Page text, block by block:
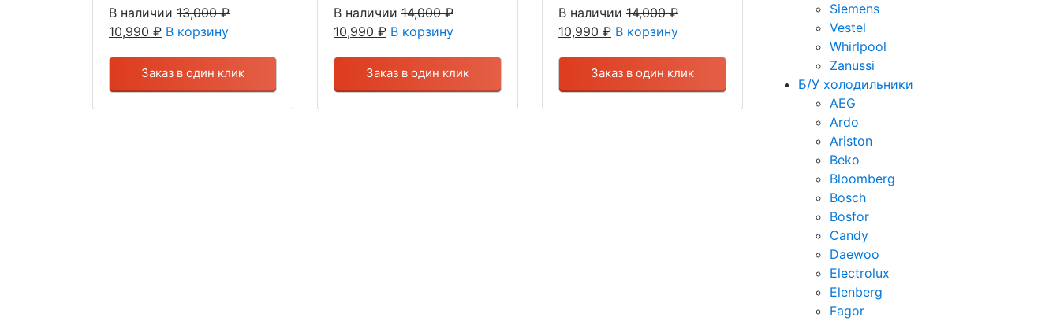
В наличии 13,000₽
10,990 ₽ В корзину
Заказ в один клик
В наличии 14,000₽
10,990 ₽ В корзину
Заказ в один клик
В наличии 14,000₽
10,990 ₽ В корзину
Заказ в один клик
Siemens
Vestel
Whirlpool
Zanussi
Б/У холодильники
AEG
Ardo
Ariston
Beko
Bloomberg
Bosch
Bosfor
Candy
Daewoo
Electrolux
Elenberg
Fagor